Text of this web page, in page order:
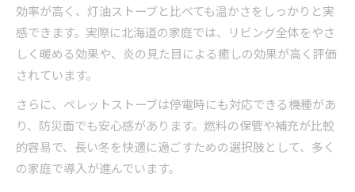
ペレットストーブの簡単メンテナンス方法
安全に使うためのペレットストーブ管理ポイン
ト
定期点検が重要なペレットストーブの運用法
ペレットストーブの日常清掃と長寿命維持術
安全装置や設置基準に強いペレットストーブ選
び
冬を快適に過ごすための実践アドバイス
効率が高く、灯油ストーブと比べても温かさをしっかりと実
感できます。実際に北海道の家庭では、リビング全体をやさ
しく暖める効果や、炎の見た目による癒しの効果が高く評価
されています。
さらに、ペレットストーブは停電時にも対応できる機種があ
り、防災面でも安心感があります。燃料の保管や補充が比較
的容易で、長い冬を快適に過ごすための選択肢として、多く
の家庭で導入が進んでいます。